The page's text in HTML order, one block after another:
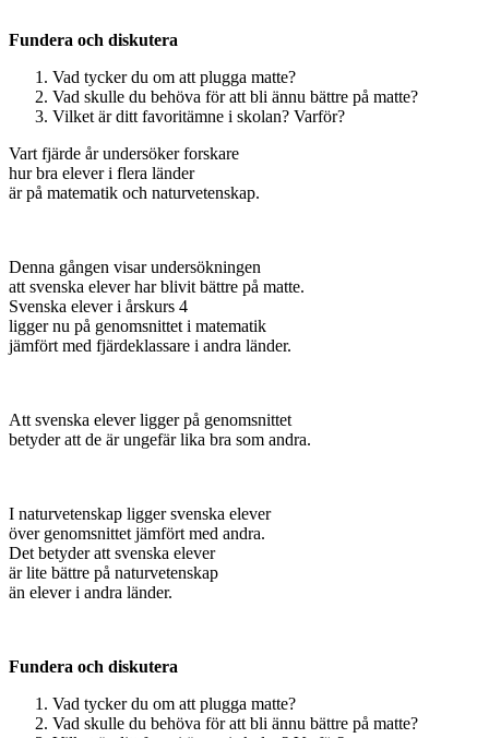
Fundera och diskutera
Vad tycker du om att plugga matte?
Vad skulle du behöva för att bli ännu bättre på matte?
Vilket är ditt favoritämne i skolan? Varför?
Vart fjärde år undersöker forskare
hur bra elever i flera länder
är på matematik och naturvetenskap.
Denna gången visar undersökningen
att svenska elever har blivit bättre på matte.
Svenska elever i årskurs 4
ligger nu på genomsnittet i matematik
jämfört med fjärdeklassare i andra länder.
Att svenska elever ligger på genomsnittet
betyder att de är ungefär lika bra som andra.
I naturvetenskap ligger svenska elever
över genomsnittet jämfört med andra.
Det betyder att svenska elever
är lite bättre på naturvetenskap
än elever i andra länder.
Fundera och diskutera
Vad tycker du om att plugga matte?
Vad skulle du behöva för att bli ännu bättre på matte?